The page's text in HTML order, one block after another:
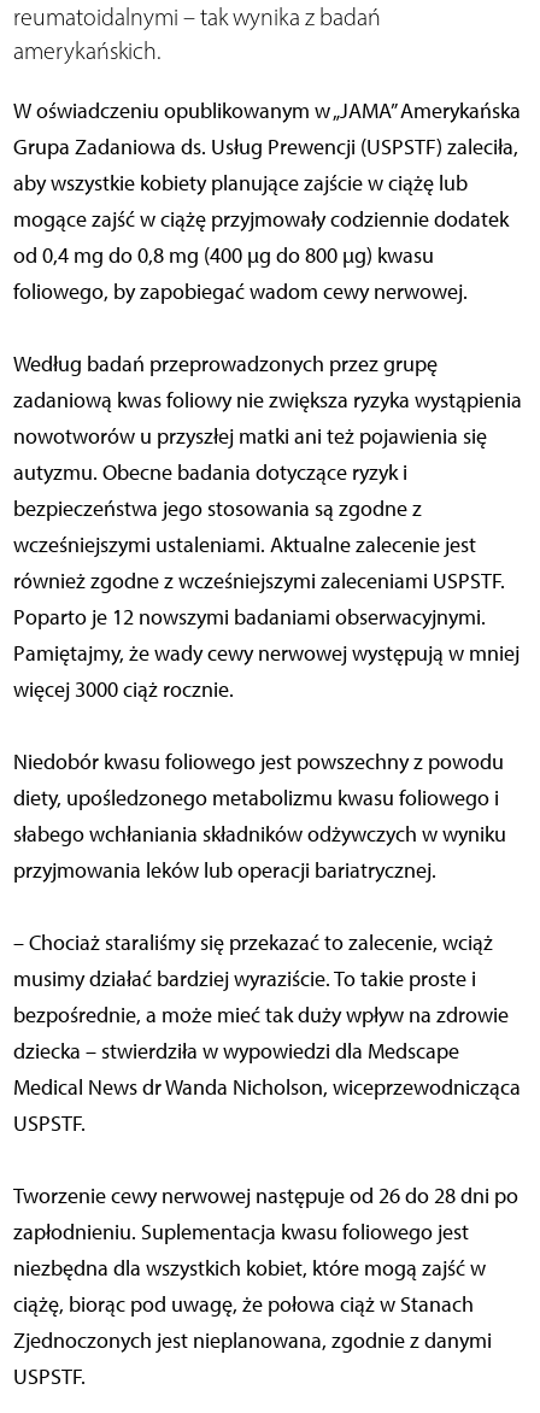
reumatoidalnymi – tak wynika z badań
amerykańskich.
W oświadczeniu opublikowanym w „JAMA” Amerykańska
Grupa Zadaniowa ds. Usług Prewencji (USPSTF) zaleciła,
aby wszystkie kobiety planujące zajście w ciążę lub
mogące zajść w ciążę przyjmowały codziennie dodatek
od 0,4 mg do 0,8 mg (400 μg do 800 μg) kwasu
foliowego, by zapobiegać wadom cewy nerwowej.
Według badań przeprowadzonych przez grupę
zadaniową kwas foliowy nie zwiększa ryzyka wystąpienia
nowotworów u przyszłej matki ani też pojawienia się
autyzmu. Obecne badania dotyczące ryzyk i
bezpieczeństwa jego stosowania są zgodne z
wcześniejszymi ustaleniami. Aktualne zalecenie jest
również zgodne z wcześniejszymi zaleceniami USPSTF.
Poparto je 12 nowszymi badaniami obserwacyjnymi.
Pamiętajmy, że wady cewy nerwowej występują w mniej
więcej 3000 ciąż rocznie.
Niedobór kwasu foliowego jest powszechny z powodu
diety, upośledzonego metabolizmu kwasu foliowego i
słabego wchłaniania składników odżywczych w wyniku
przyjmowania leków lub operacji bariatrycznej.
– Chociaż staraliśmy się przekazać to zalecenie, wciąż
musimy działać bardziej wyraziście. To takie proste i
bezpośrednie, a może mieć tak duży wpływ na zdrowie
dziecka – stwierdziła w wypowiedzi dla Medscape
Medical News dr Wanda Nicholson, wiceprzewodnicząca
USPSTF.
Tworzenie cewy nerwowej następuje od 26 do 28 dni po
zapłodnieniu. Suplementacja kwasu foliowego jest
niezbędna dla wszystkich kobiet, które mogą zajść w
ciążę, biorąc pod uwagę, że połowa ciąż w Stanach
Zjednoczonych jest nieplanowana, zgodnie z danymi
USPSTF.